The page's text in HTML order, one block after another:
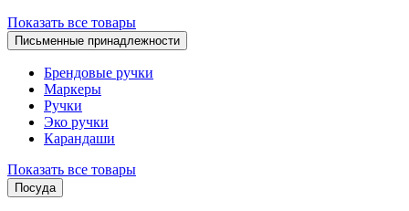
Показать все товары
Письменные принадлежности
Брендовые ручки
Маркеры
Ручки
Эко ручки
Карандаши
Показать все товары
Посуда